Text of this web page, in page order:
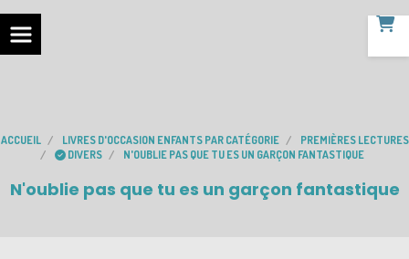
ACCUEIL LIVRES D'OCCASION ENFANTS PAR CATÉGORIE
PREMIÈRES LECTURES
DIVERS
N'OUBLIE PAS QUE TU ES UN GARÇON FANTASTIQUE
N'oublie pas que tu es un garçon fantastique